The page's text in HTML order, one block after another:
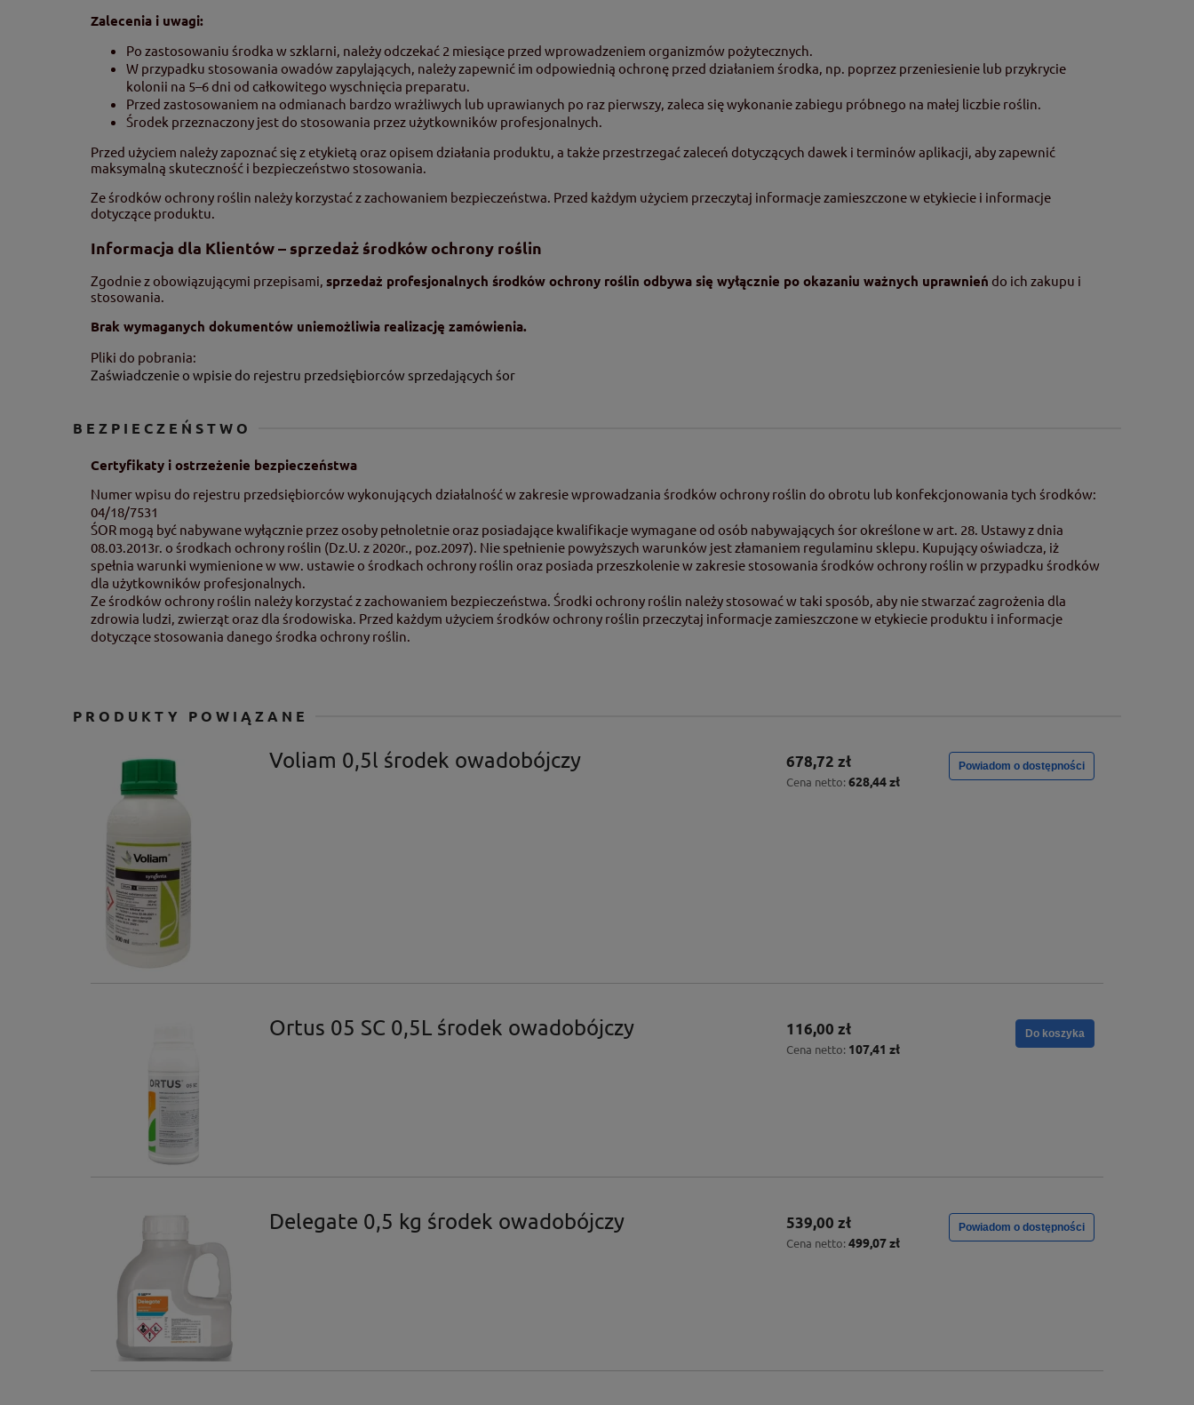
Zalecenia i uwagi:
Po zastosowaniu środka w szklarni, należy odczekać 2 miesiące przed wprowadzeniem organizmów pożytecznych.
W przypadku stosowania owadów zapylających, należy zapewnić im odpowiednią ochronę przed działaniem środka, np. poprzez przeniesienie lub przykrycie
kolonii na 5–6 dni od całkowitego wyschnięcia preparatu.
Przed zastosowaniem na odmianach bardzo wrażliwych lub uprawianych po raz pierwszy, zaleca się wykonanie zabiegu próbnego na małej liczbie roślin.
Środek przeznaczony jest do stosowania przez użytkowników profesjonalnych.
Przed użyciem należy zapoznać się z etykietą oraz opisem działania produktu, a także przestrzegać zaleceń dotyczących dawek i terminów aplikacji, aby zapewnić
maksymalną skuteczność i bezpieczeństwo stosowania.
Ze środków ochrony roślin należy korzystać z zachowaniem bezpieczeństwa. Przed każdym użyciem przeczytaj informacje zamieszczone w etykiecie i informacje
dotyczące produktu.
Informacja dla Klientów – sprzedaż środków ochrony roślin
Zgodnie z obowiązującymi przepisami, sprzedaż profesjonalnych środków ochrony roślin odbywa się wyłącznie po okazaniu ważnych uprawnień do ich zakupu i
stosowania.
Brak wymaganych dokumentów uniemożliwia realizację zamówienia.
Pliki do pobrania:
Zaświadczenie o wpisie do rejestru przedsiębiorców sprzedających śor
BEZPIECZEŃSTWO
Certyfikaty i ostrzeżenie bezpieczeństwa
Numer wpisu do rejestru przedsiębiorców wykonujących działalność w zakresie wprowadzania środków ochrony roślin do obrotu lub konfekcjonowania tych środków:
04/18/7531
ŚOR mogą być nabywane wyłącznie przez osoby pełnoletnie oraz posiadające kwalifikacje wymagane od osób nabywających śor określone w art. 28. Ustawy z dnia
08.03.2013r. o środkach ochrony roślin (Dz.U. z 2020r., poz.2097). Nie spełnienie powyższych warunków jest złamaniem regulaminu sklepu. Kupujący oświadcza, iż
spełnia warunki wymienione w ww. ustawie o środkach ochrony roślin oraz posiada przeszkolenie w zakresie stosowania środków ochrony roślin w przypadku środków
dla użytkowników profesjonalnych.
Ze środków ochrony roślin należy korzystać z zachowaniem bezpieczeństwa. Środki ochrony roślin należy stosować w taki sposób, aby nie stwarzać zagrożenia dla
zdrowia ludzi, zwierząt oraz dla środowiska. Przed każdym użyciem środków ochrony roślin przeczytaj informacje zamieszczone w etykiecie produktu i informacje
dotyczące stosowania danego środka ochrony roślin.
PRODUKTY POWIĄZANE
Voliam 0,5l środek owadobójczy 678,72 zł
Cena netto: 628,44 zł
Powiadom o dostępności
Ortus 05 SC 0,5L środek owadobójczy 116,00 zł
Cena netto: 107,41 zł
Do koszyka
Delegate 0,5 kg środek owadobójczy 539,00 zł
Cena netto: 499,07 zł
Powiadom o dostępności